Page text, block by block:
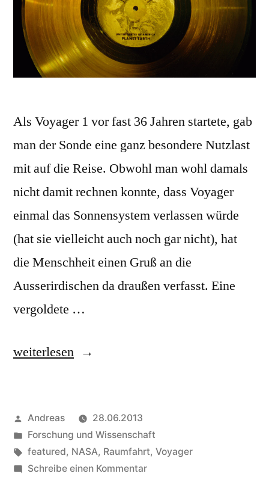
Als Voyager 1 vor fast 36 Jahren startete, gab
man der Sonde eine ganz besondere Nutzlast
mit auf die Reise. Obwohl man wohl damals
nicht damit rechnen konnte, dass Voyager
einmal das Sonnensystem verlassen würde
(hat sie vielleicht auch noch gar nicht), hat
die Menschheit einen Gruß an die
Ausserirdischen da draußen verfasst. Eine
vergoldete …
„Herzliche
alle!
–
Voyager’s
weiterlesen
Veröffentlicht
von
Andreas
28.06.2013
Veröffentlicht
in
Forschung und Wissenschaft
Schlagwörter:
featured, NASA, Raumfahrt, Voyager
Schreibe einen Kommentarzu